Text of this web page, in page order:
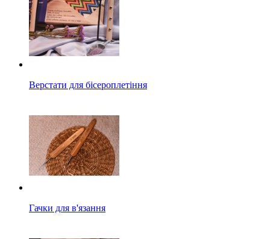
Верстати для бісероплетіння
Гачки для в'язання